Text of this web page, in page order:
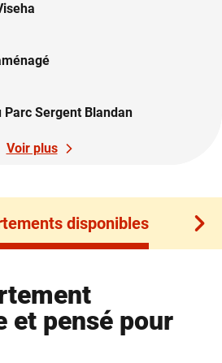
Sergent Blandan
Voir plus
disponibles
disponibles
et pensé pour